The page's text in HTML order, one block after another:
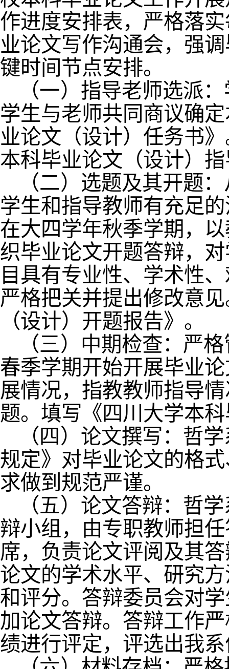
作进度安排表，严格落
业论文写作沟通会，强
键时间节点安排。
（一）指导老师选派
学生与老师共同商议确
业论文（设计）任务书
本科毕业论文（设计）
（二）选题及其开题
学生和指导教师有充足
在大四学年秋季学期，
织毕业论文开题答辩，
目具有专业性、学术性
严格把关并提出修改意
（设计）开题报告》。
（三）中期检查：严
春季学期开始开展毕业
展情况，指教教师指导
题。填写《四川大学本
（四）论文撰写：哲
规定》对毕业论文的格
求做到规范严谨。
（五）论文答辩：哲
辩小组，由专职教师担
席，负责论文评阅及其
论文的学术水平、研究
和评分。答辩委员会对
加论文答辩。答辩工作
绩进行评定，评选出我